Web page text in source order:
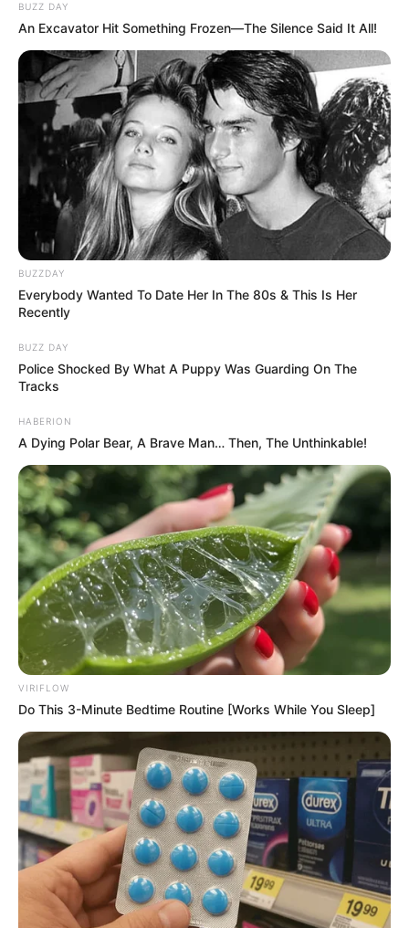
BUZZ DAY
An Excavator Hit Something Frozen—The Silence Said It All!
BUZZDAY
Everybody Wanted To Date Her In The 80s & This Is Her
Recently
BUZZ DAY
Police Shocked By What A Puppy Was Guarding On The
Tracks
HABERION
A Dying Polar Bear, A Brave Man… Then, The Unthinkable!
VIRIFLOW
Do This 3-Minute Bedtime Routine [Works While You Sleep]